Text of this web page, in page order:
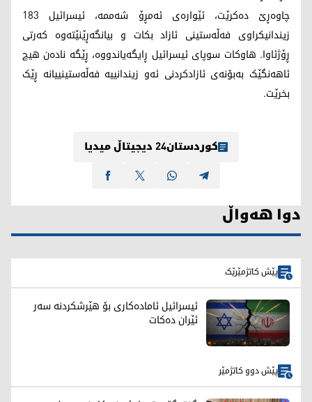
چاوەڕێ دەکرێت، ئێوارەی ئەمڕۆ شەممە، ئیسرائیل 183
زیندانیکراوی فەڵەستینی ئازاد بکات و بیانگەڕێنێتەوە کەرتی
ڕۆژئاوا. هاوکات سوپای ئیسرائیل ڕایگەیاندووە، ڕێگە نادەن هیچ
ئاهەنگێک بەبۆنەی ئازادکردنی ئەو زیندانییە فەڵەستینییانە ڕێک
بخرێت.
کوردستان24 دیجیتاڵ میدیا
دوا هەواڵ
پێش کاتژمێرێک
ئیسرائیل ئامادەکاری بۆ هێرشکردنە سەر
ئێران دەکات
پێش دوو کاتژمێر